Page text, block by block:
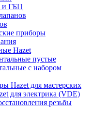
и ГБЦ
приборы
Hazet
пустые
с набором
Hazet для мастерских
для электрика (VDE)
резьбы